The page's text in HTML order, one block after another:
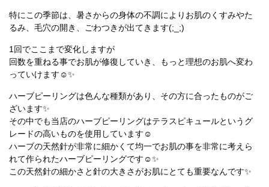
特にこの季節は、暑さからの身体の不調によりお肌のくすみやた
るみ、毛穴の開き、ごわつきが出てきます(;_;)
1回でここまで変化しますが
回数を重ねる事でお肌が修復していき、もっと理想のお肌へ変わ
っていけます☺✨
ハーブピーリングは色んな種類があり、その方に合ったものがご
ざいます✨
その中でも当店のハーブピーリングはテラスピキュールというグ
レードの高いものを使用しています☺
ハーブの天然針が非常に細かくて均一でお肌の事を非常に考えら
れて作られたハーブピーリングです☺✨
この天然針の細かさと針の大きさがお肌にとても重要なんです✨